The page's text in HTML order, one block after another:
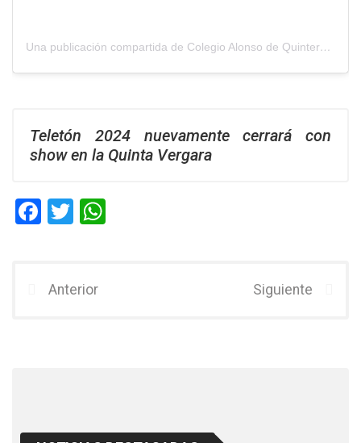
Una publicación compartida de Colegio Alonso de Quintero (@c_alonsoquintero)
Teletón 2024 nuevamente cerrará con
show en la Quinta Vergara
F
b
T
er
Anterior Siguiente